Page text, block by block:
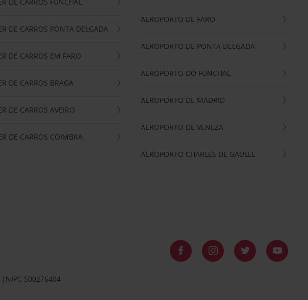
DE CARROS PONTA DELGADA
DE CARROS EM FARO
DE CARROS BRAGA
DE CARROS AVEIRO
DE CARROS COIMBRA
AEROPORTO DE FARO
AEROPORTO DE PONTA DELGADA
AEROPORTO DO FUNCHAL
AEROPORTO DE MADRID
AEROPORTO DE VENEZA
AEROPORTO CHARLES DE GAULLE
500276404